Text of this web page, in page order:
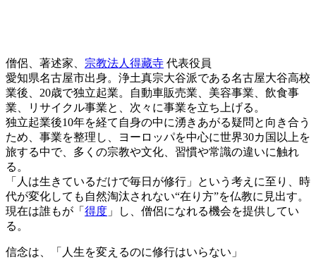
僧侶、著述家、 宗教法人得藏寺 代表役員
愛知県名古屋市出身。浄土真宗大谷派である名古屋大谷高校
業後、20歳で独立起業。自動車販売業、美容事業、飲食事
業、リサイクル事業と、次々に事業を立ち上げる。
独立起業後10年を経て自身の中に湧きあがる疑問と向き合う
ため、事業を整理し、ヨーロッパを中心に世界30カ国以上を
旅する中で、多くの宗教や文化、習慣や常識の違いに触れ
る。
「人は生きているだけで毎日が修行」という考えに至り、時
代が変化しても自然淘汰されない“在り方”を仏教に見出す。
現在は誰もが「 得度 」し、僧侶になれる機会を提供してい
る。
信念は、「人生を変えるのに修行はいらない」